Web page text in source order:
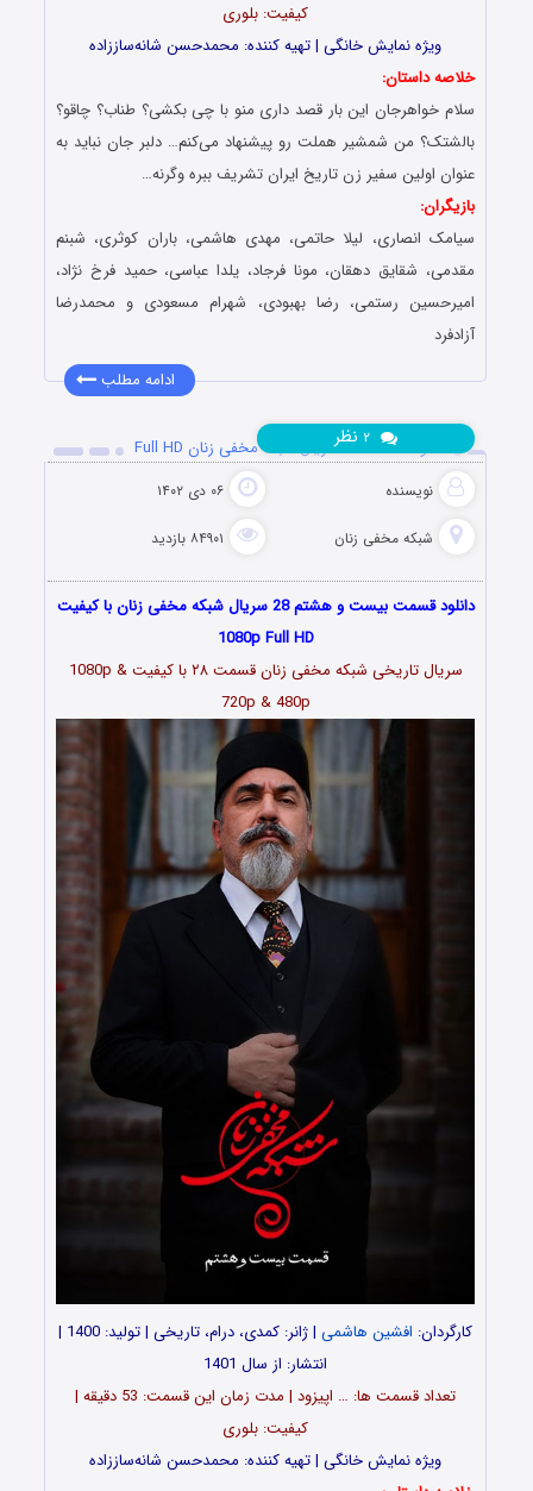
کیفیت: بلوری
ویژه نمایش خانگی | تهیه کننده: محمدحسن شانه‌ساززاده
خلاصه داستان:
سلام خواهرجان این بار قصد داری منو با چی بکشی؟ طناب؟ چاقو؟
بالشتک؟ من شمشیر هملت رو پیشنهاد می‌کنم… دلبر جان نباید به
عنوان اولین سفیر زن تاریخ ایران تشریف ببره وگرنه…
بازیگران:
سیامک انصاری، لیلا حاتمی، مهدی هاشمی، باران کوثری، شبنم
مقدمی، شقایق دهقان، مونا فرجاد، یلدا عباسی، حمید فرخ نژاد،
امیرحسین رستمی، رضا بهبودی، شهرام مسعودی و محمدرضا
آزادفرد
ادامه مطلب
دانلود قسمت 28 سریال شبکه مخفی زنان Full HD
نویسنده ۰۶ دی ۱۴۰۲
شبکه مخفی زنان ۸۴۹۰۱ بازدید
۲ نظر
دانلود قسمت بیست و هشتم 28 سریال شبکه مخفی زنان با کیفیت
1080p Full HD
سریال تاریخی شبکه مخفی زنان قسمت۲۸
با کیفیت 1080p &
720p & 480p
کارگردان: افشین هاشمی
| ژانر: کمدی، درام، تاریخی | تولید: 1400 |
انتشار: از سال 1401
تعداد قسمت ‎ها: … اپیزود | مدت زمان این قسمت: 53 دقیقه |
کیفیت: بلوری
ویژه نمایش خانگی | تهیه کننده: محمدحسن شانه‌ساززاده